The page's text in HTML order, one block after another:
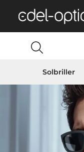
Solbriller